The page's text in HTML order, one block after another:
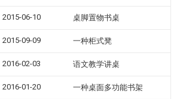
2015-06-10 桌脚置物书桌
2015-09-09 一种柜式凳
2016-02-03 语文教学讲桌
2016-01-20 一种桌面多功能书架